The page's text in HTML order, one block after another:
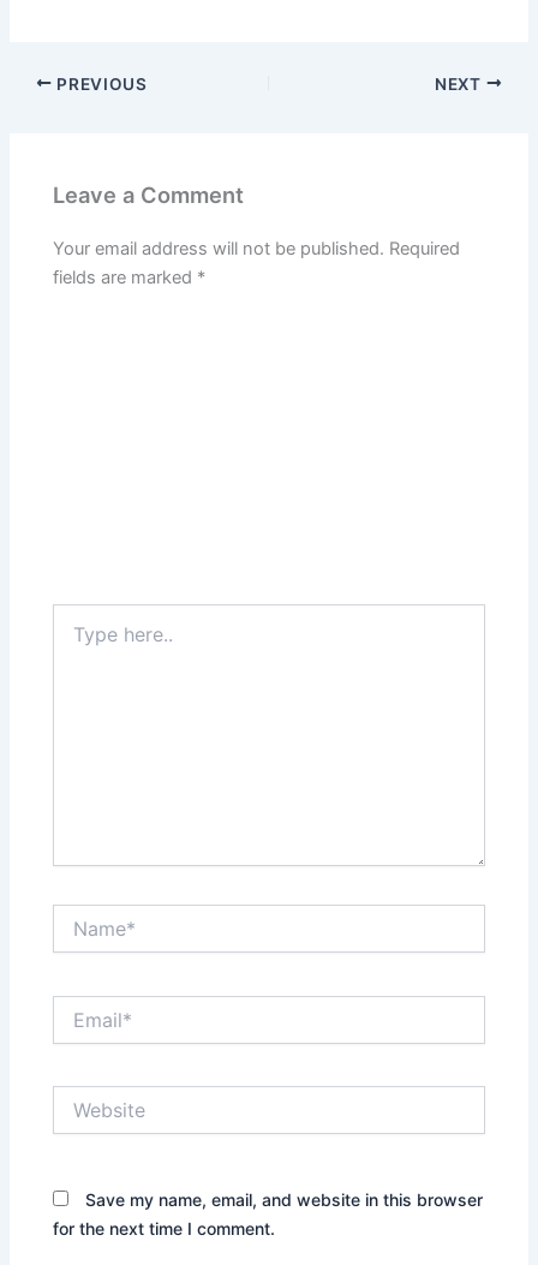
PREVIOUS NEXT
Leave a Comment
Your email address will not be published. Required
fields are marked *
here..
Save my name, email, and website in this browser
for the next time I comment.